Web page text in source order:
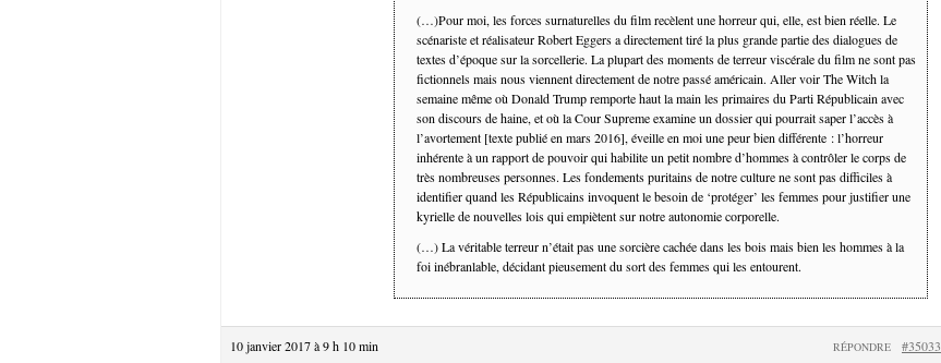
(…)Pour moi, les forces surnaturelles du film recèlent une horreur qui, elle, est bien réelle. Le
scénariste et réalisateur Robert Eggers a directement tiré la plus grande partie des dialogues de
textes d’époque sur la sorcellerie. La plupart des moments de terreur viscérale du film ne sont pas
fictionnels mais nous viennent directement de notre passé américain. Aller voir The Witch la
semaine même où Donald Trump remporte haut la main les primaires du Parti Républicain avec
son discours de haine, et où la Cour Supreme examine un dossier qui pourrait saper l’accès à
l’avortement [texte publié en mars 2016], éveille en moi une peur bien différente : l’horreur
inhérente à un rapport de pouvoir qui habilite un petit nombre d’hommes à contrôler le corps de
très nombreuses personnes. Les fondements puritains de notre culture ne sont pas difficiles à
identifier quand les Républicains invoquent le besoin de ‘protéger’ les femmes pour justifier une
kyrielle de nouvelles lois qui empiètent sur notre autonomie corporelle.
(…) La véritable terreur n’était pas une sorcière cachée dans les bois mais bien les hommes à la
foi inébranlable, décidant pieusement du sort des femmes qui les entourent.
10 janvier 2017 à 9 h 10 min #35033
RÉPONDRE